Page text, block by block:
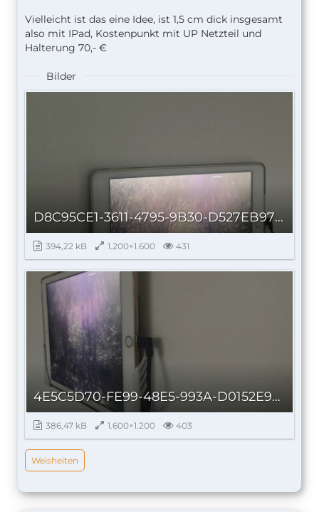
Vielleicht ist das eine Idee, ist 1,5 cm dick insgesamt
also mit IPad, Kostenpunkt mit UP Netzteil und
Halterung 70,- €
Bilder
D8C95CE1-3611-4795-9B30-D527EB97BB51_autoscaled.jpg
394,22 kB 1.200×1.600 431
4E5C5D70-FE99-48E5-993A-D0152E96321E_autoscaled.jpg
386,47 kB 1.600×1.200 403
Weisheiten